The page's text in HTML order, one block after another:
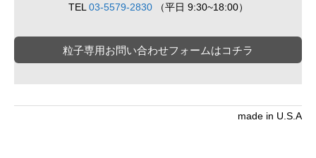
TEL 03-5579-2830（平日 9:30~18:00）
粒子専用お問い合わせフォームはコチラ
made in U.S.A